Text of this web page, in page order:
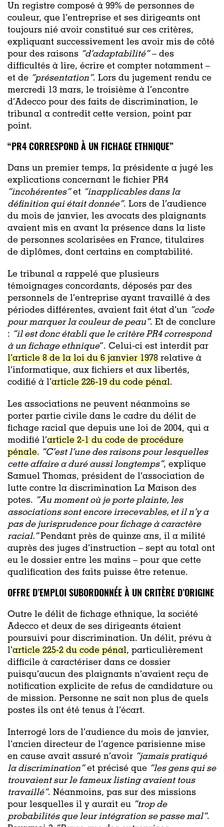
Un registre composé à 99% de personnes de
couleur, que l’entreprise et ses dirigeants ont
toujours nié avoir constitué sur ces critères,
expliquant successivement les avoir mis de côté
pour des raisons “d’adaptabilité”– des
difficultés à lire, écrire et compter notamment –
et de “présentation”. Lors du jugement rendu ce
mercredi 13 mars, le troisième à l’encontre
d’Adecco pour des faits de discrimination, le
tribunal a contredit cette version, point par
point.
“PR4 CORRESPOND À UN FICHAGE ETHNIQUE”
Dans un premier temps, la présidente a jugé les
explications concernant le fichier PR4
“incohérentes”et “inapplicables dans la
définition qui était donnée”. Lors de l’audience
du mois de janvier, les avocats des plaignants
avaient mis en avant la présence dans la liste
de personnes scolarisées en France, titulaires
de diplômes, dont certains en comptabilité.
Le tribunal a rappelé que plusieurs
témoignages concordants, déposés par des
personnels de l’entreprise ayant travaillé à des
périodes différentes, avaient fait état d’un “code
pour marquer la couleur de peau”. Et de conclure
: “il est donc établi que le critère PR4 correspond
à un fichage ethnique”. Celui-ci est interdit par
l’article 8 de la loi du 6 janvier 1978 relative à
l’informatique, aux fichiers et aux libertés,
codifié à l’article 226-19 du code pénal.
Les associations ne peuvent néanmoins se
porter partie civile dans le cadre du délit de
fichage racial que depuis une loi de 2004, qui a
modifié l’article 2-1 du code de procédure
pénale. “C’est l’une des raisons pour lesquelles
cette affaire a duré aussi longtemps”, explique
Samuel Thomas, président de l’association de
lutte contre la discrimination La Maison des
potes. “Au moment où je porte plainte, les
associations sont encore irrecevables, et il n’y a
pas de jurisprudence pour fichage à caractère
racial.”Pendant près de quinze ans, il a milité
auprès des juges d’instruction – sept au total ont
eu le dossier entre les mains – pour que cette
qualification des faits puisse être retenue.
OFFRE D’EMPLOI SUBORDONNÉE À UN CRITÈRE D’ORIGINE
Outre le délit de fichage ethnique, la société
Adecco et deux de ses dirigeants étaient
poursuivi pour discrimination. Un délit, prévu à
l’article 225-2 du code pénal, particulièrement
difficile à caractériser dans ce dossier
puisqu’aucun des plaignants n’avaient reçu de
notification explicite de refus de candidature ou
de mission. Personne ne sait non plus de quels
postes ils ont été tenus à l’écart.
Interrogé lors de l’audience du mois de janvier,
l’ancien directeur de l’agence parisienne mise
en cause avait assuré n’avoir “jamais pratiqué
la discrimination”et précisé que “les gens qui se
trouvaient sur le fameux listing avaient tous
travaillé”. Néanmoins, pas sur des missions
pour lesquelles il y aurait eu “trop de
probabilités que leur intégration se passe mal”.